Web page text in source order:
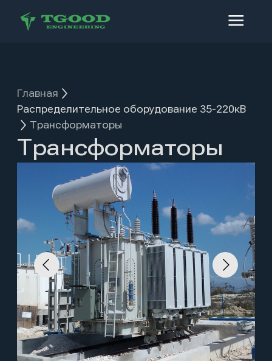
Трансформаторы
Трансформаторы
Трансформаторы разных типов
Полный комплект
трансформаторов для
удовлетворения
требований
специализированного